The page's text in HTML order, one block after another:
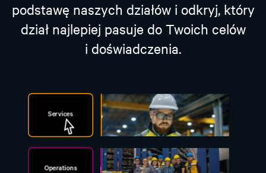
podstawę naszych działów i odkryj, który
dział najlepiej pasuje do Twoich celów
i doświadczenia.